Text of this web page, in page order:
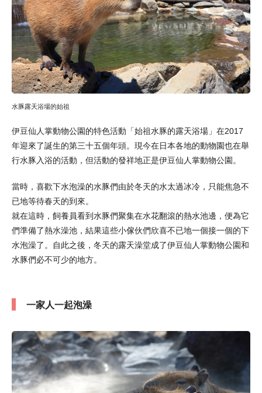
水豚露天浴場的始祖
伊豆仙人掌動物公園的特色活動「始祖水豚的露天浴場」在2017
年迎來了誕生的第三十五個年頭。現今在日本各地的動物園也在舉
行水豚入浴的活動，但活動的發祥地正是伊豆仙人掌動物公園。
當時，喜歡下水泡澡的水豚們由於冬天的水太過冰冷，只能焦急不
已地等待春天的到來。
就在這時，飼養員看到水豚們聚集在水花翻滾的熱水池邊，便為它
們準備了熱水澡池，結果這些小傢伙們欣喜不已地一個接一個的下
水泡澡了。自此之後，冬天的露天澡堂成了伊豆仙人掌動物公園和
水豚們必不可少的地方。
一家人一起泡澡